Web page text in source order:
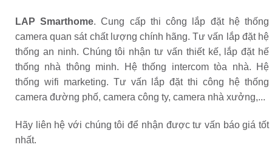
LAP Smarthome. Cung cấp thi công lắp đặt hệ thống
camera quan sát chất lượng chính hãng. Tư vấn lắp đặt hệ
thống an ninh. Chúng tôi nhận tư vấn thiết kế, lắp đặt hế
thống nhà thông minh. Hệ thống intercom tòa nhà. Hệ
thống wifi marketing. Tư vấn lắp đặt thi công hệ thống
camera đường phố, camera công ty, camera nhà xưởng,...
Hãy liên hệ với chúng tôi để nhận được tư vấn báo giá tốt
nhất.